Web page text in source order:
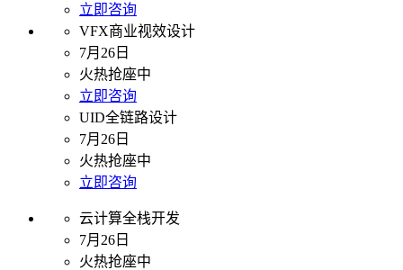
立即咨询
VFX商业视效设计
7月26日
火热抢座中
立即咨询
UID全链路设计
7月26日
火热抢座中
立即咨询
云计算全栈开发
7月26日
火热抢座中